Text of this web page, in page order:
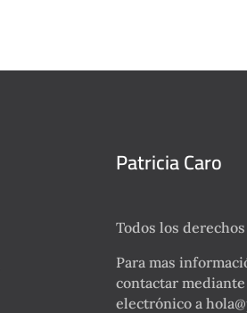
Patricia Caro
Todos los
Para mas
contactar
electrónico a